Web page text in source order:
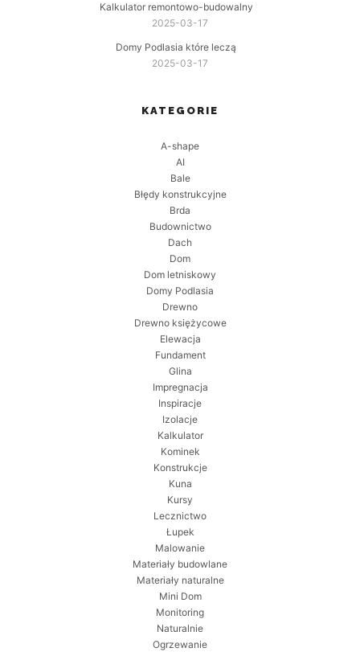
Kalkulator remontowo-budowalny
2025-03-17
Domy Podlasia które leczą
2025-03-17
KATEGORIE
A-shape
AI
Bale
Błędy konstrukcyjne
Brda
Budownictwo
Dach
Dom
Dom letniskowy
Domy Podlasia
Drewno
Drewno księżycowe
Elewacja
Fundament
Glina
Impregnacja
Inspiracje
Izolacje
Kalkulator
Kominek
Konstrukcje
Kuna
Kursy
Lecznictwo
Łupek
Malowanie
Materiały budowlane
Materiały naturalne
Mini Dom
Monitoring
Naturalnie
Ogrzewanie